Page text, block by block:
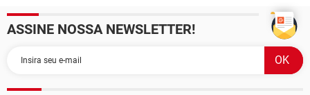
ASSINE NOSSA NEWSLETTER!